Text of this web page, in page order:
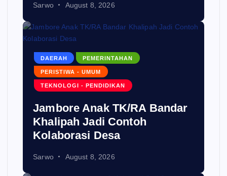
Sarwo August 8, 2026
DAERAH PEMERINTAHAN
PERISTIWA - UMUM
TEKNOLOGI - PENDIDIKAN
Jambore Anak TK/RA Bandar
Khalipah Jadi Contoh
Kolaborasi Desa
Sarwo August 8, 2026